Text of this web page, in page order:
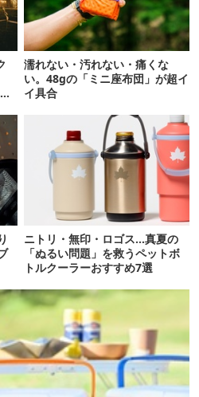
濡れない・汚れない・痛くな
い。48gの「ミニ座布団」が超イ
イ具合
ニトリ・無印・ロゴス…真夏の
「ぬるい問題」を救うペットボ
トルクーラーおすすめ7選